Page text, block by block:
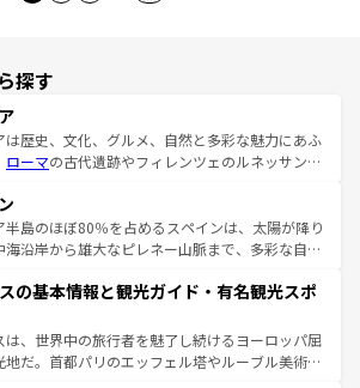
探す
は歴史、文化、グルメ、自然と多彩な魅力にあふ
ローマの古代遺跡やフィレンツェのルネッサンス
スカーナの美しい田園風景やアマルフィ海岸の絶
自然景観も見逃せない。観光の合間には、本場の
スタなど、絶品のイタリア料理を堪能することも
れるイタリアで、忘れられない旅をしてみよう！
着のイタリア情報は
半島のほぼ80％を占めるスペインは、太陽が降り
海沿岸から雄大なピレネー山脈まで、多彩な自然
付くこの国では、情熱的なフラメンコ、熱気あふ
、そして美味しいタパスが生活の一部となってい
マドリードの洗練された雰囲気や、バルセロナの
溢れた街角から、地方では古代ローマ遺跡や中世
の基本情報と観光ガイド・有名観光スポ
は、世界中の旅行者を魅了し続けるヨーロッパ屈
地だ。首都パリのエッフェル塔やルーブル美術館